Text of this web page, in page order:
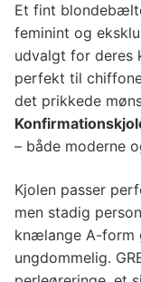
Et fint
feminint og
udvalgt for deres
perfekt til
det prikkede
– både moderne
Kjolen passer
men stadig
knælange A-form
ungdommelig.